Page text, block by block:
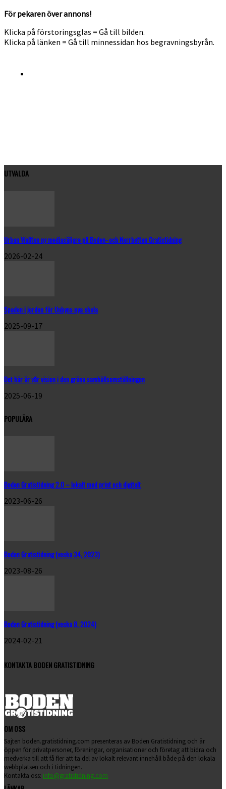
För pekaren över annons!
Klicka på förstoringsglas = Gå till bilden.
Klicka på länken = Gå till minnessidan hos begravningsbyrån.
UTVALDA
Urban Wallton ny mediasäljare på Boden- och Norrbotten Gratistidning
2026-02-24
Spaden i jorden för Unbyns nya skola
2025-09-17
Det här är vår vision i den gröna samhällsomställningen
2025-06-19
POPULÄRA
Boden Gratistidning 2.0 – lokalt med print och digitalt
2023-06-26
Boden Gratistidning (vecka 34, 2023)
2023-08-26
Boden Gratistidning (vecka 8, 2024)
2024-02-21
KONTAKTA BODEN GRATISTIDNING
OM OSS
Sajten boden.gratistidning.com presenteras av Boden Gratistidning och är
öppen för privatpersoner, föreningar, organisationer och företag att bidra och
medverka till att få fler att ta del av lokalt relevant innehåll både på den lokala
webbplatsen och i tidningen.
Kontakta oss: info@gratistidning.com